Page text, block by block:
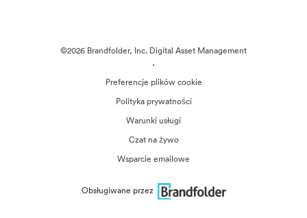
©2026 Brandfolder, Inc. Digital Asset Management
·
Preferencje plików cookie
Polityka prywatności
Warunki usługi
Czat na żywo
Wsparcie emailowe
Obsługiwane przez